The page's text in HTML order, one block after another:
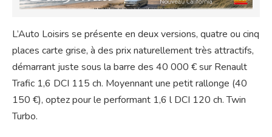
L’Auto Loisirs se présente en deux versions, quatre ou cinq
places carte grise, à des prix naturellement très attractifs,
démarrant juste sous la barre des 40 000 € sur Renault
Trafic 1,6 DCI 115 ch. Moyennant une petit rallonge (40
150 €), optez pour le performant 1,6 l DCI 120 ch. Twin
Turbo.